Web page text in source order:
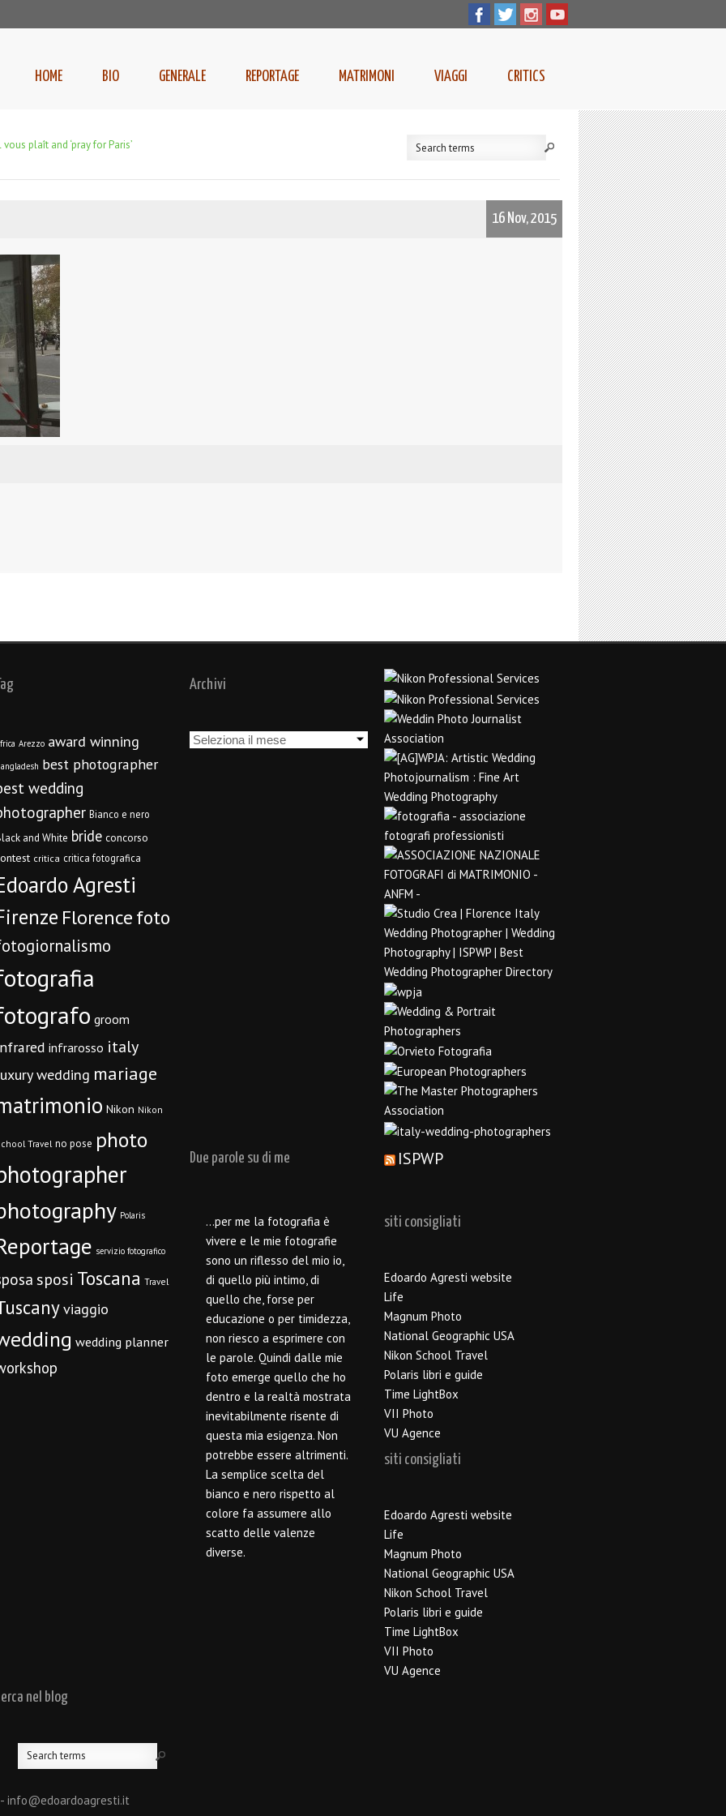
HOME BIO GENERALE REPORTAGE MATRIMONI VIAGGI CRITICS
vous plaît and ‘pray for Paris’
16 Nov, 2015
Arezzo award winning
best photographer
wedding
Bianco e nero
and White bride concorso
critica critica fotografica
Agresti
Florencefoto
groom
infrarosso italy
wedding mariage
Nikon Nikon
Travel no pose photo
Polaris
servizio fotografico
sposi Toscana Travel
viaggio
wedding planner
Archivi
Archivi
Due parole su di me
…per me la fotografia è
vivere e le mie fotografie
sono un riflesso del mio io,
di quello più intimo, di
quello che, forse per
educazione o per timidezza,
non riesco a esprimere con
le parole. Quindi dalle mie
foto emerge quello che ho
dentro e la realtà mostrata
inevitabilmente risente di
questa mia esigenza. Non
potrebbe essere altrimenti.
La semplice scelta del
bianco e nero rispetto al
colore fa assumere allo
scatto delle valenze
diverse.
ISPWP
siti consigliati
Edoardo Agresti website
Life
Magnum Photo
National Geographic USA
Nikon School Travel
Polaris libri e guide
Time LightBox
VII Photo
VU Agence
siti consigliati
Edoardo Agresti website
Life
Magnum Photo
National Geographic USA
Nikon School Travel
Polaris libri e guide
Time LightBox
VII Photo
VU Agence
nel blog
info@edoardoagresti.it